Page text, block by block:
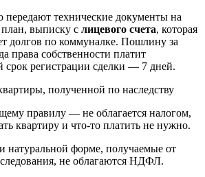
технические документы на
выписку с лицевого счета, которая
долгов по коммуналке. Пошлину за
права собственности платит
срок регистрации сделки — 7 дней.
полученной по наследству
правилу — не облагается налогом,
квартиру и что-то платить не нужно.
натуральной форме, получаемые от
не облагаются НДФЛ.